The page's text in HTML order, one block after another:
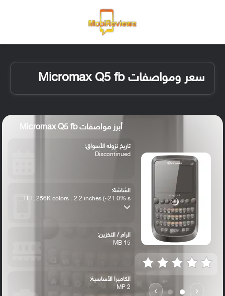
سعر ومواصفات Micromax Q5 fb
‹
›
أبرز مواصفات Micromax Q5 fb
تاريخ نزوله الأسواق:
Discontinued
الشاشة:
TFT, 256K colors ، 2.2 inches (~21.0% s...
الرام / التخزين:
15 MB
الكاميرا الأساسية:
2 MP